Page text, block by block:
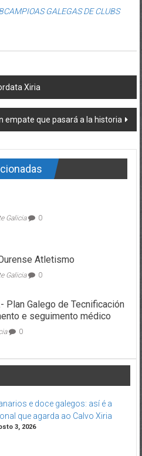
GALEGAS DE CLUBS
Xiria
empate que pasará a la historia
Galicia 0
Atletismo
Galicia 0
Plan Galego de Tecnificación
e seguimento médico
0
e doce galegos: así é a
que agarda ao Calvo Xiria
3, 2026